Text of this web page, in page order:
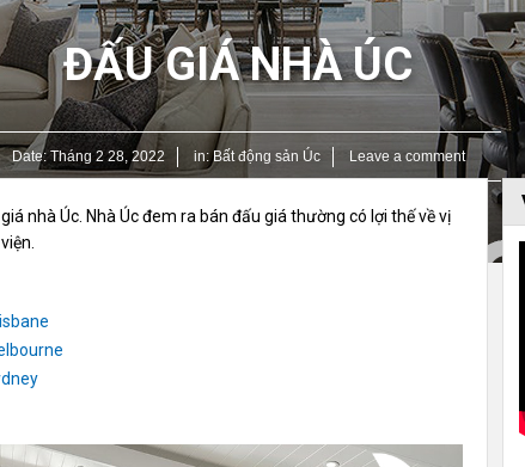
ĐẤU GIÁ NHÀ ÚC
Date:Tháng 2 28, 2022 in:Bất động sản Úc Leave a comment
nhà Úc. Nhà Úc đem ra bán đấu giá thường có lợi thế về vị